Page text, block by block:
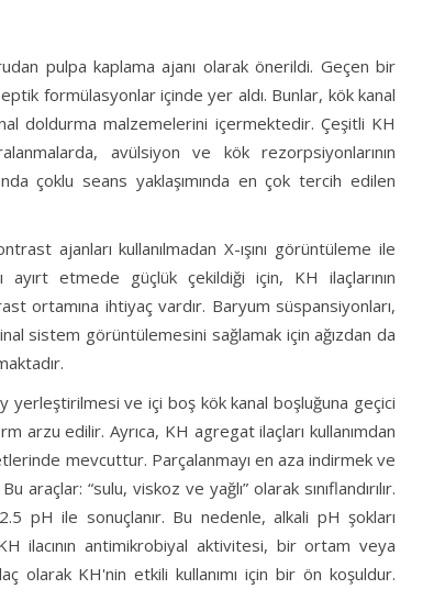
pulpa kaplama ajanı olarak önerildi. Geçen bir
formülasyonlar içinde yer aldı. Bunlar, kök kanal
doldurma malzemelerini içermektedir. Çeşitli KH
avülsiyon ve kök rezorpsiyonlarının
çoklu seans yaklaşımında en çok tercih edilen
ajanları kullanılmadan X-ışını görüntüleme ile
etmede güçlük çekildiği için, KH ilaçlarının
ortamına ihtiyaç vardır. Baryum süspansiyonları,
sistem görüntülemesini sağlamak için ağızdan da
yerleştirilmesi ve içi boş kök kanal boşluğuna geçici
arzu edilir. Ayrıca, KH agregat ilaçları kullanımdan
mevcuttur. Parçalanmayı en aza indirmek ve
“sulu, viskoz ve yağlı” olarak sınıflandırılır.
pH ile sonuçlanır. Bu nedenle, alkali pH şokları
ilacının antimikrobiyal aktivitesi, bir ortam veya
olarak KH'nin etkili kullanımı için bir ön koşuldur.